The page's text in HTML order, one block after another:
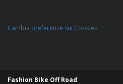
Cambia preferenze sui Cookies
Fashion Bike Off Road